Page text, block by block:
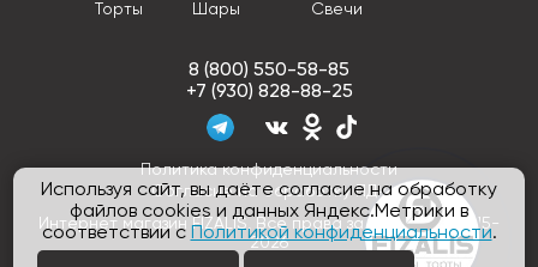
Используя сайт, вы даёте согласие на обработку
файлов cookies и данных Яндекс.Метрики в
соответствии с Политикой конфиденциальности.
Торты
Шары
Свечи
8 (800) 550-58-85
+7 (930) 828-88-25
Политика конфиденциальности
Согласие на обработку ПДн
Интернет магазин FIZALIS, Все права защищены © 2015-
2026